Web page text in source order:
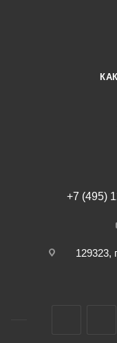
+7 (495)
129323,